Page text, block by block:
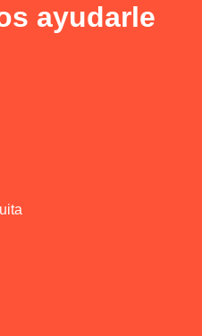
ayudarle